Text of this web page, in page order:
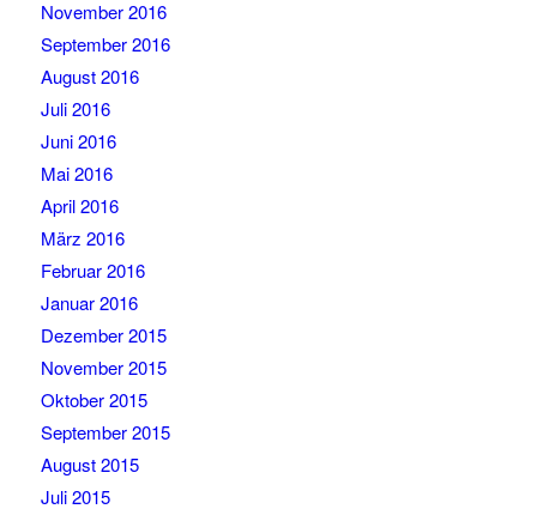
November 2016
September 2016
August 2016
Juli 2016
Juni 2016
Mai 2016
April 2016
März 2016
Februar 2016
Januar 2016
Dezember 2015
November 2015
Oktober 2015
September 2015
August 2015
Juli 2015